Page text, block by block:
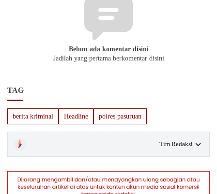
Belum ada komentar disini
Jadilah yang pertama berkomentar disini
TAG
berita kriminal Headline polres pasuruan
Tim Redaksi